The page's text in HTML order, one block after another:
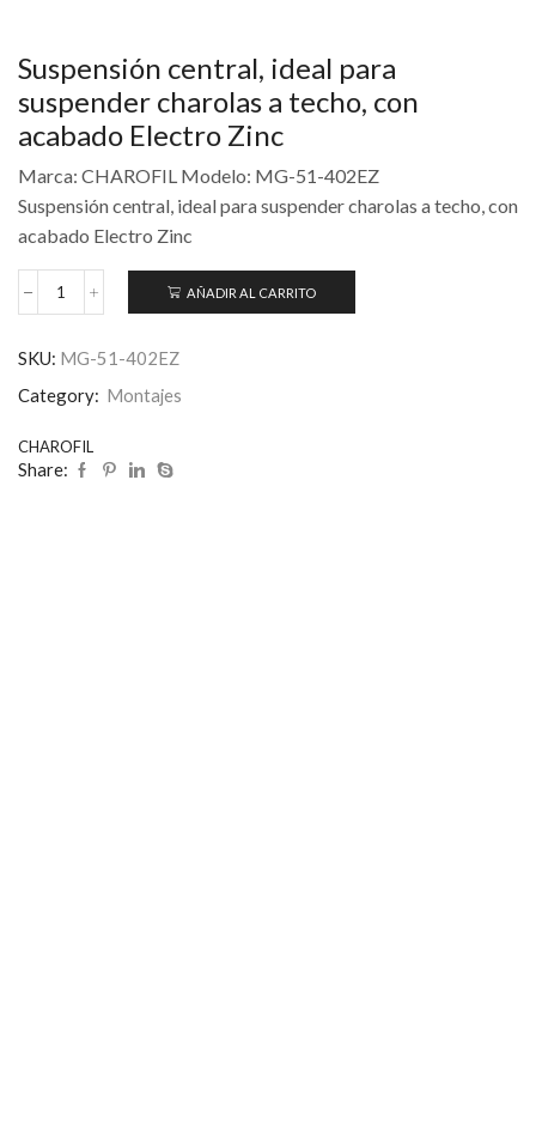
Suspensión central, ideal para
suspender charolas a techo, con
acabado Electro Zinc
Marca: CHAROFIL Modelo: MG-51-402EZ
Suspensión central, ideal para suspender charolas a techo, con
acabado Electro Zinc
AÑADIR AL CARRITO
SKU: MG-51-402EZ
Category: Montajes
CHAROFIL
Share: